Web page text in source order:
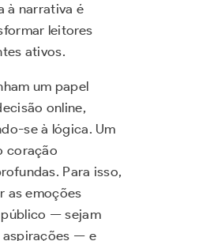
à narrativa é
leitores
ativos.
um papel
online,
se à lógica. Um
coração
Para isso,
as emoções
— sejam
aspirações — e